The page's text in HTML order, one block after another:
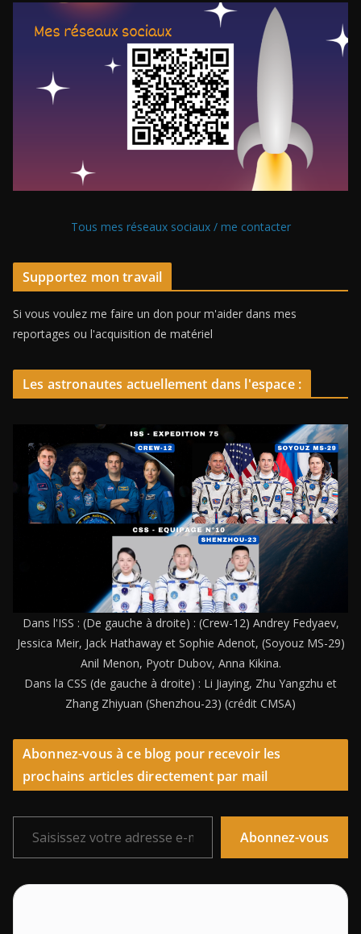
Tous mes réseaux sociaux / me contacter
Supportez mon travail
Si vous voulez me faire un don pour m'aider dans mes
reportages ou l'acquisition de matériel
Les astronautes actuellement dans l'espace :
Dans l'ISS : (De gauche à droite) : (Crew-12) Andrey Fedyaev,
Jessica Meir, Jack Hathaway et Sophie Adenot, (Soyouz MS-29)
Anil Menon, Pyotr Dubov, Anna Kikina.
Dans la CSS (de gauche à droite) : Li Jiaying, Zhu Yangzhu et
Zhang Zhiyuan (Shenzhou-23) (crédit CMSA)
Abonnez-vous à ce blog pour recevoir les
prochains articles directement par mail
Saisissez votre adresse e-mail…
Abonnez-vous